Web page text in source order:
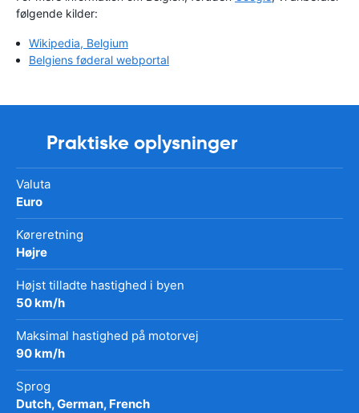
følgende kilder:
Wikipedia, Belgium
Belgiens føderal webportal
Praktiske oplysninger
Valuta
Euro
Køreretning
Højre
Højst tilladte hastighed i byen
50 km/h
Maksimal hastighed på motorvej
90 km/h
Sprog
Dutch, German, French